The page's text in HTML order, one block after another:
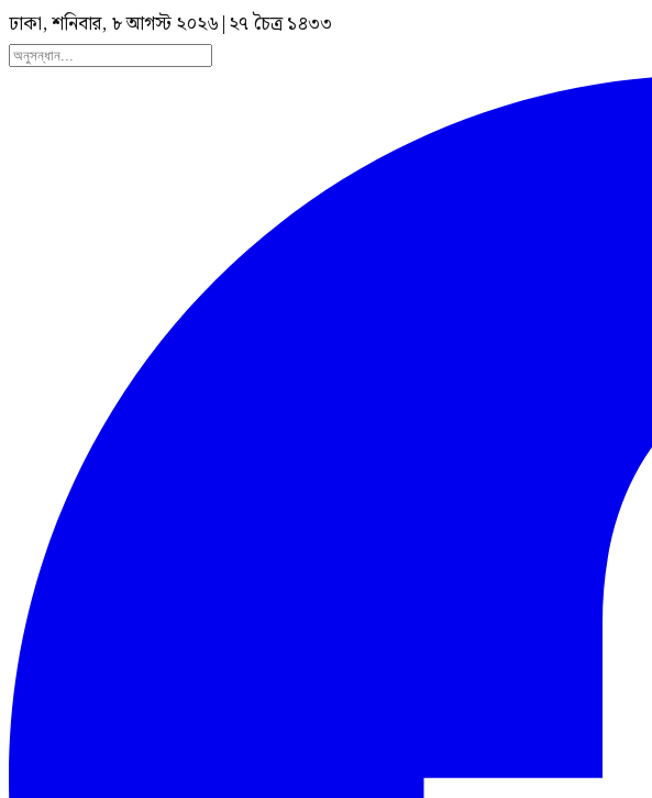
ঢাকা, শনিবার, ৮ আগস্ট ২০২৬|২৭ চৈত্র ১৪৩৩